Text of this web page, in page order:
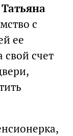
Татьяна
с
ее
счет